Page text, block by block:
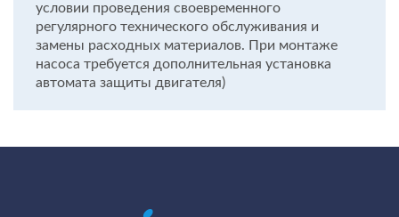
условии проведения своевременного
регулярного технического обслуживания и
замены расходных материалов. При монтаже
насоса требуется дополнительная установка
автомата защиты двигателя)